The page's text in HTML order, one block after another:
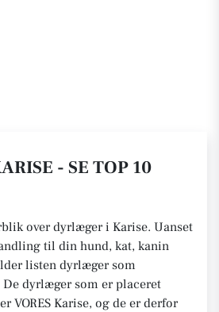
- SE TOP 10
over dyrlæger i Karise. Uanset
til din hund, kat, kanin
listen dyrlæger som
De dyrlæger som er placeret
VORES Karise, og de er derfor